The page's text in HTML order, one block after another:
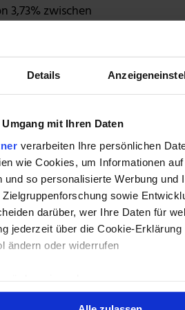
Details
mit Ihren Daten
verarbeiten Ihre persönlichen
wie Cookies, um Informationen
und so personalisierte Werbung und
sowie
darüber, wer Ihre Daten für
jederzeit über die Cookie-
ändern oder widerrufen
3,73% zwischen
Leihkosten repräsentiert den
der ist hoch genug, um
REIT nicht mehr möglich sein
zu wachsen und seine
wachsendes Einkommen
wohlhabenden Ruhestand
Retail Properties und W.P.
wenn es um
für den Ruhestand
Mietsteigerungen